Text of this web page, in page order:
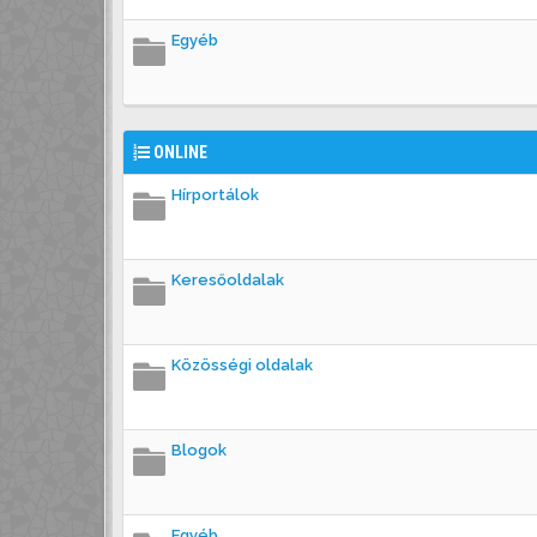
Egyéb
ONLINE
Hírportálok
Keresőoldalak
Közösségi oldalak
Blogok